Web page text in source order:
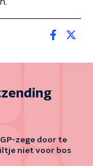
zege door te
niet voor bos